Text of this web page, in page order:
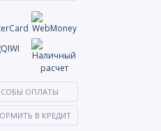
ОПЛАТЫ
В КРЕДИТ